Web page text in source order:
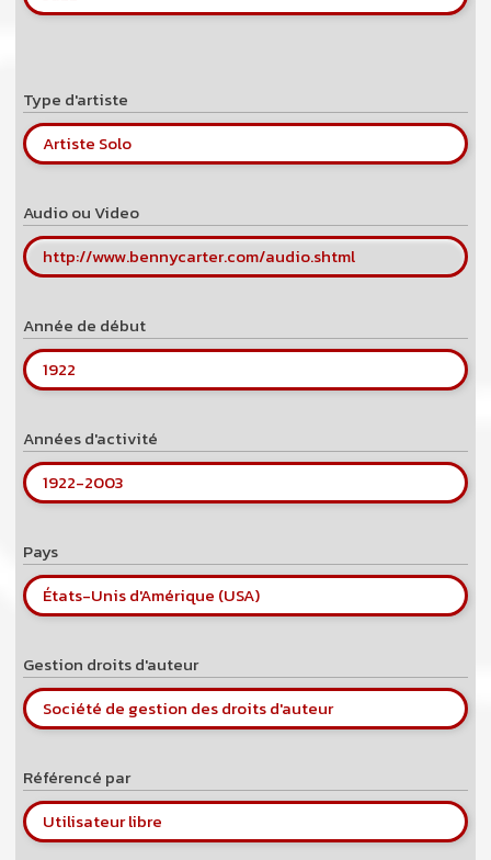
Type d'artiste
Artiste Solo
Audio ou Video
http://www.bennycarter.com/audio.shtml
Année de début
1922
Années d'activité
1922-2003
Pays
États-Unis d'Amérique (USA)
Gestion droits d'auteur
Société de gestion des droits d'auteur
Référencé par
Utilisateur libre